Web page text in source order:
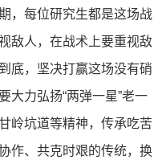
，每位研究生都是这场战
敌人，在战术上要重视敌
底，坚决打赢这场没有硝
大力弘扬“两弹一星”老一
岭坑道等精神，传承吃苦
作、共克时艰的传统，换